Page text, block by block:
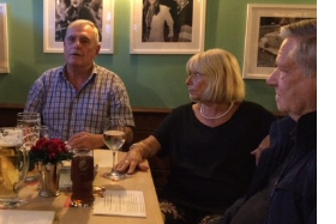
MEIN WAHLKREIS
ZIELE
Redebeiträge
Anträge CDU
Kleine Anfragen